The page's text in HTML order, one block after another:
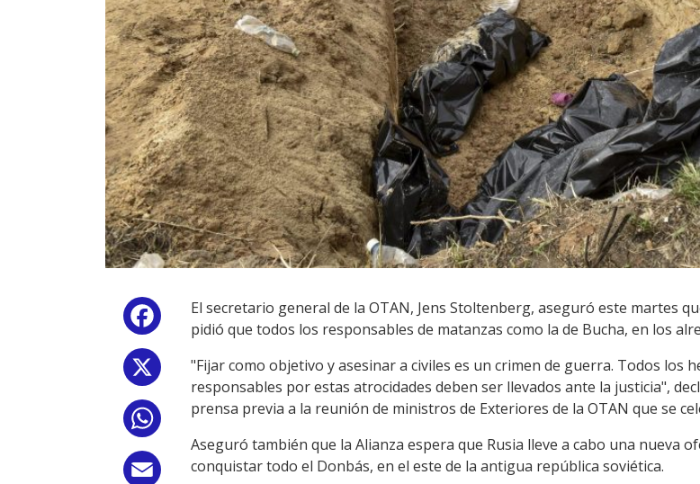
Facebook
WhatsApp
Email
El secretario general de la OTAN, Jens Stoltenberg, aseguró este martes
pidió que todos los responsables de matanzas como la de Bucha, en los
"Fijar como objetivo y asesinar a civiles es un crimen de guerra. Todos los
responsables por estas atrocidades deben ser llevados ante la justicia",
prensa previa a la reunión de ministros de Exteriores de la OTAN que se
Aseguró también que la Alianza espera que Rusia lleve a cabo una nueva
conquistar todo el Donbás, en el este de la antigua república soviética.